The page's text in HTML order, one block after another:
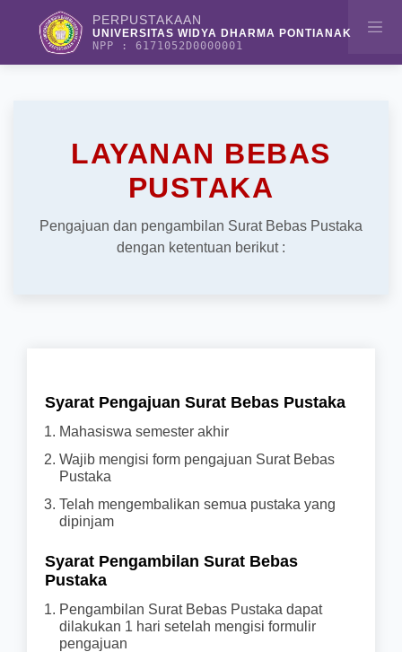
PERPUSTAKAAN
UNIVERSITAS WIDYA DHARMA PONTIANAK
NPP : 6171052D0000001
LAYANAN BEBAS
PUSTAKA
Pengajuan dan pengambilan Surat Bebas Pustaka
dengan ketentuan berikut :
Syarat Pengajuan Surat Bebas Pustaka
Mahasiswa semester akhir
Wajib mengisi form pengajuan Surat Bebas
Pustaka
Telah mengembalikan semua pustaka yang
dipinjam
Syarat Pengambilan Surat Bebas
Pustaka
Pengambilan Surat Bebas Pustaka dapat
dilakukan 1 hari setelah mengisi formulir
pengajuan